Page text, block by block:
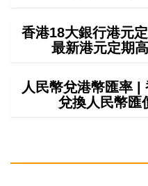
香港18大銀行港元
最新港元定期
人民幣兌港幣匯率 |
兌換人民幣匯